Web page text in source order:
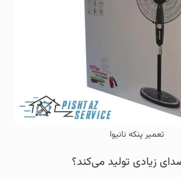
تعمیر پنکه نانیوا